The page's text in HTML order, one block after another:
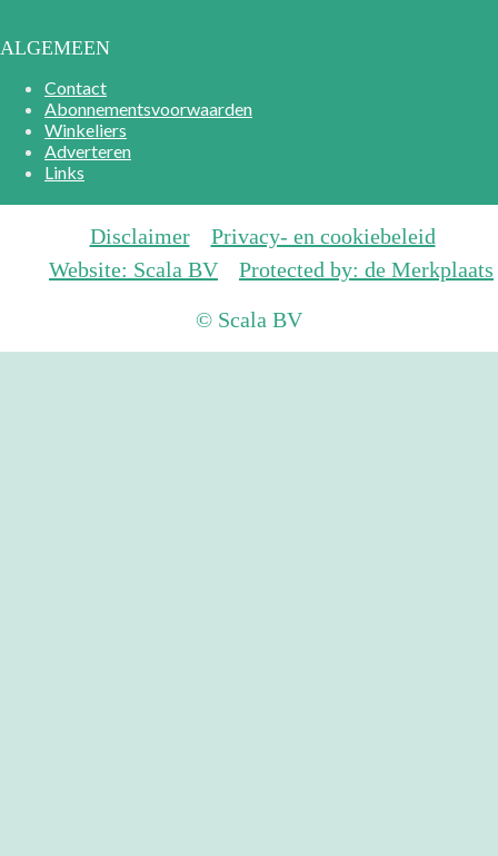
ALGEMEEN
Contact
Abonnementsvoorwaarden
Winkeliers
Adverteren
Links
Disclaimer
Privacy- en cookiebeleid
Website: Scala BV
Protected by: de Merkplaats
© Scala BV